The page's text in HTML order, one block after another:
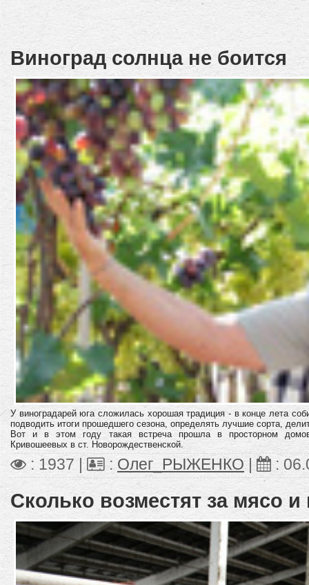
Виноград солнца не боится
У виноградарей юга сложилась хорошая традиция - в конце лета
подводить итоги прошедшего сезона, определять лучшие сорта,
Вот и в этом году такая встреча прошла в просторном
Кривошеевых в ст. Новорождественской.
: 1937 | : Олег_РЫЖЕНКО| :
Сколько возместят за мясо